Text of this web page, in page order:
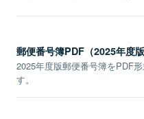
郵便番号簿PDF（2025年度版
2025年度版郵便番号簿をPDF
す。